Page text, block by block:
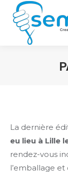
La dernière
eu lieu à Lille
rendez-vous
l’emballage